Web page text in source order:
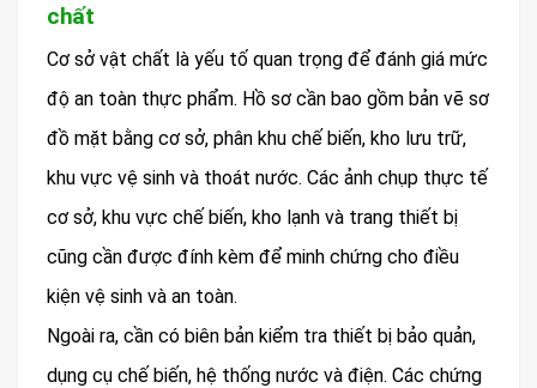
chất
Cơ sở vật chất là yếu tố quan trọng để đánh giá mức
độ an toàn thực phẩm. Hồ sơ cần bao gồm bản vẽ sơ
đồ mặt bằng cơ sở, phân khu chế biến, kho lưu trữ,
khu vực vệ sinh và thoát nước. Các ảnh chụp thực tế
cơ sở, khu vực chế biến, kho lạnh và trang thiết bị
cũng cần được đính kèm để minh chứng cho điều
kiện vệ sinh và an toàn.
Ngoài ra, cần có biên bản kiểm tra thiết bị bảo quản,
dụng cụ chế biến, hệ thống nước và điện. Các chứng